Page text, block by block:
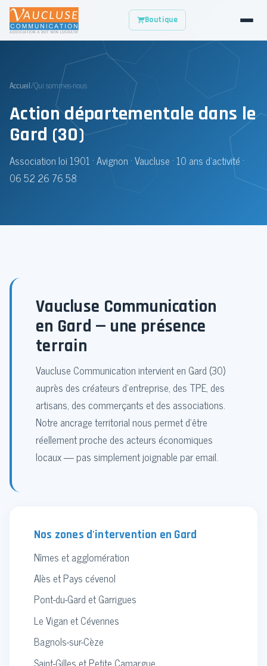
Boutique
Accueil/Qui sommes-nous
Action départementale dans le
Gard (30)
Association loi 1901 · Avignon · Vaucluse ·10 ans d'activité ·
06 52 26 76 58
Vaucluse Communication
en Gard — une présence
terrain
Vaucluse Communication intervient en Gard (30)
auprès des créateurs d'entreprise, des TPE, des
artisans, des commerçants et des associations.
Notre ancrage territorial nous permet d'être
réellement proche des acteurs économiques
locaux — pas simplement joignable par email.
Nos zones d'intervention en Gard
Nîmes et agglomération
Alès et Pays cévenol
Pont-du-Gard et Garrigues
Le Vigan et Cévennes
Bagnols-sur-Cèze